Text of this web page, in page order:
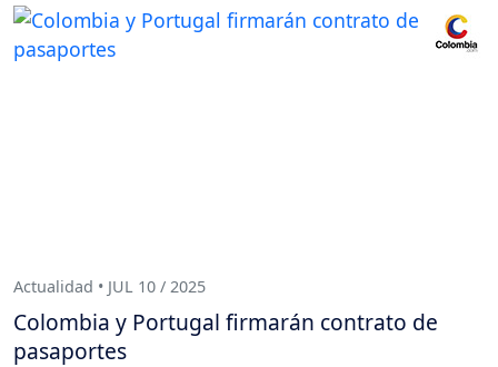
Actualidad • JUL 10 / 2025
Colombia y Portugal firmarán contrato de
pasaportes